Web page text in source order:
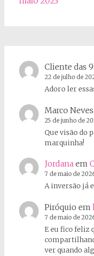
Cliente das
22 de julho de
Adoro ler
Marco Neves
25 de junho de
Que visão do
marquinha!
Jordanaem
7 de maio de
A inversão já
Piróquio em
7 de maio de
E eu fico feliz
ver quando